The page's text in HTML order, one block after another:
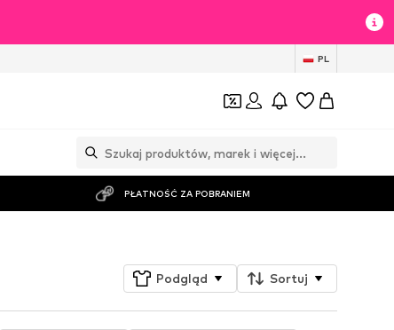
PL
PŁATNOŚĆ ZA POBRANIEM
Podgląd Sortuj